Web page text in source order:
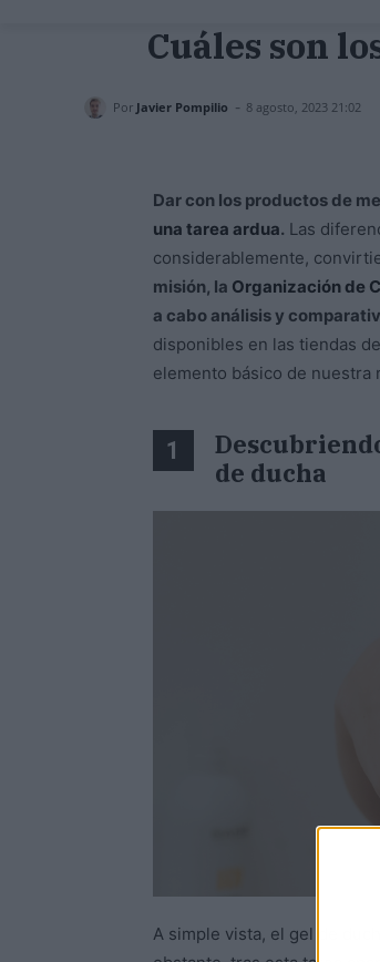
Cuáles son
Por Javier Pompilio - 8 agosto, 2023 21:02
Dar con los productos de
una tarea ardua. Las
considerablemente,
misión, la Organización de
a cabo análisis y
disponibles en las tiendas
elemento básico de nuestra
1
de ducha
A simple vista, el gel de